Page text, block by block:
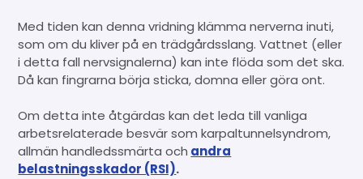
Med tiden kan denna vridning klämma nerverna inuti,
som om du kliver på en trädgårdsslang. Vattnet (eller
i detta fall nervsignalerna) kan inte flöda som det ska.
Då kan fingrarna börja sticka, domna eller göra ont.
Om detta inte åtgärdas kan det leda till vanliga
arbetsrelaterade besvär som karpaltunnelsyndrom,
allmän handledssmärta och andra
belastningsskador (RSI).